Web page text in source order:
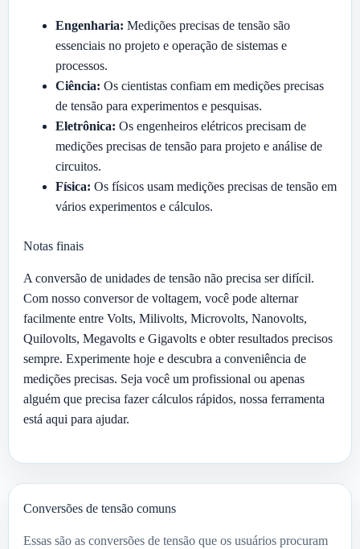
Engenharia: Medições precisas de tensão são
essenciais no projeto e operação de sistemas e
processos.
Ciência: Os cientistas confiam em medições precisas
de tensão para experimentos e pesquisas.
Eletrônica: Os engenheiros elétricos precisam de
medições precisas de tensão para projeto e análise de
circuitos.
Física: Os físicos usam medições precisas de tensão em
vários experimentos e cálculos.
Notas finais
A conversão de unidades de tensão não precisa ser difícil.
Com nosso conversor de voltagem, você pode alternar
facilmente entre Volts, Milivolts, Microvolts, Nanovolts,
Quilovolts, Megavolts e Gigavolts e obter resultados precisos
sempre. Experimente hoje e descubra a conveniência de
medições precisas. Seja você um profissional ou apenas
alguém que precisa fazer cálculos rápidos, nossa ferramenta
está aqui para ajudar.
Conversões de tensão comuns
Essas são as conversões de tensão que os usuários procuram